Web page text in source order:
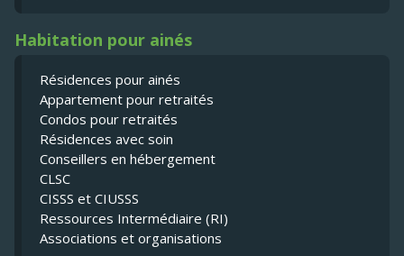
Habitation pour ainés
Résidences pour ainés
Appartement pour retraités
Condos pour retraités
Résidences avec soin
Conseillers en hébergement
CLSC
CISSS et CIUSSS
Ressources Intermédiaire (RI)
Associations et organisations